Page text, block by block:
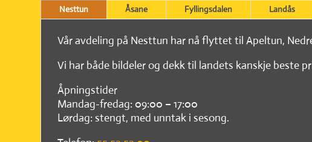
Nesttun Åsane Fyllingsdalen Landås
Vår avdeling på Nesttun har nå flyttet til Apeltun,
Vi har både bildeler og dekk til landets kanskje beste
Åpningstider
Mandag-fredag: 09:00 – 17:00
Lørdag: stengt, med unntak i sesong.